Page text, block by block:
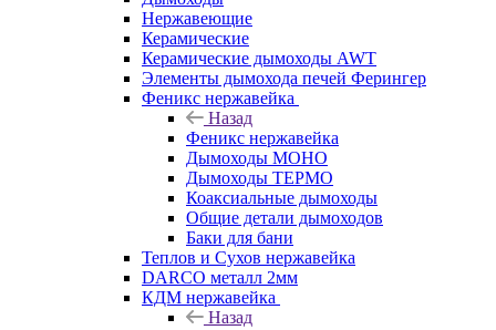
Нержавеющие
Керамические
Керамические дымоходы AWT
Элементы дымохода печей Ферингер
Феникс нержавейка
Назад
Феникс нержавейка
Дымоходы МОНО
Дымоходы ТЕРМО
Коаксиальные дымоходы
Общие детали дымоходов
Баки для бани
Теплов и Сухов нержавейка
DARCO металл 2мм
КДМ нержавейка
Назад